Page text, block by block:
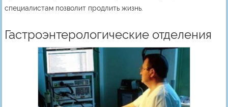
специалистам позволит продлить жизнь.
Гастроэнтерологические отделения